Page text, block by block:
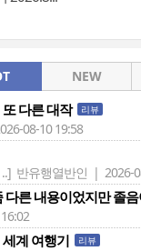
NEW
다른 대작 리뷰
08-10 19:58
반유행열반인 | 2026-
다른 내용이었지만 졸
계 여행기 리뷰